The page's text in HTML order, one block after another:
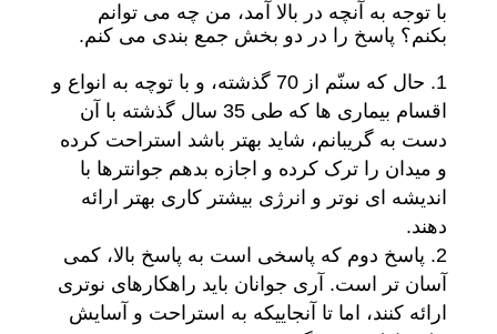
با توجه به آنچه در بالا آمد، من چه می توانم
بکنم؟ پاسخ را در دو بخش جمع بندی می کنم.
حال که سنّم از 70 گذشته، و با توچه به انواع و
اقسام بیماری ها که طی 35 سال گذشته با آن
دست به گریبانم، شاید بهتر باشد استراحت کرده
و میدان را ترک کرده و اجازه بدهم جوانترها با
اندیشه ای نوتر و انرژی بیشتر کاری بهتر ارائه
دهند.
پاسخ دوم که پاسخی است به پاسخ بالا، کمی
آسان تر است. آری جوانان باید راهکارهای نوتری
ارائه کنند، اما تا آنجاییکه به استراحت و آسایش